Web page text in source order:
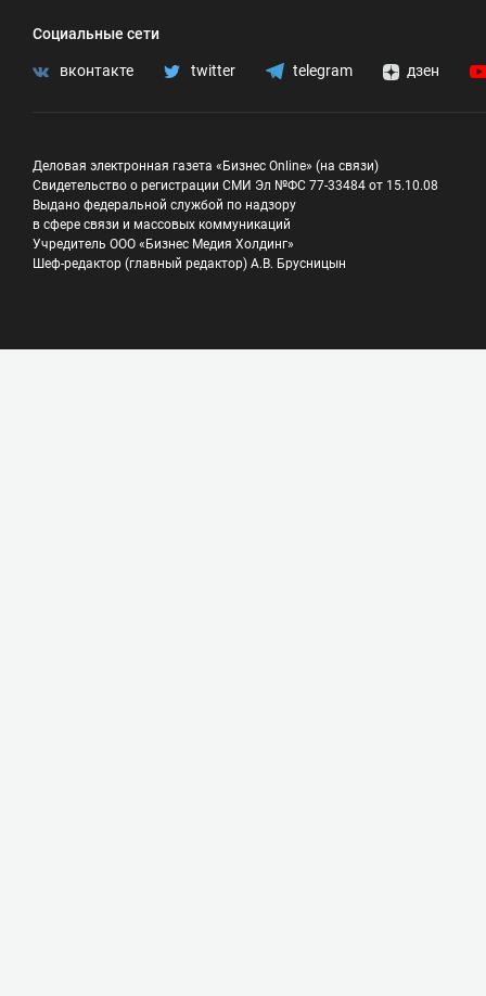
Социальные сети
вконтакте twitter telegram дзен
Деловая электронная газета «Бизнес Online» (на связи)
Свидетельство о регистрации СМИ Эл №ФС 77-33484 от 15.10.08
Выдано федеральной службой по надзору
в сфере связи и массовых коммуникаций
Учредитель ООО «Бизнес Медия Холдинг»
Шеф-редактор (главный редактор) А.В. Брусницын